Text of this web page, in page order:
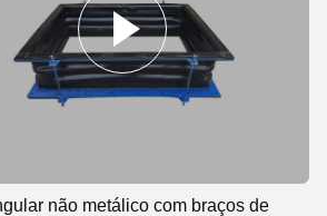
não metálico com braços de